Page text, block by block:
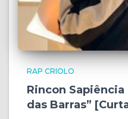
RAP CRIOLO
Rincon Sapiência
das Barras”